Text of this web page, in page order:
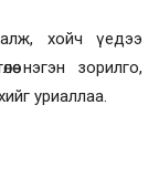
хойч үедээ
нэгэн зорилго,
уриаллаа.